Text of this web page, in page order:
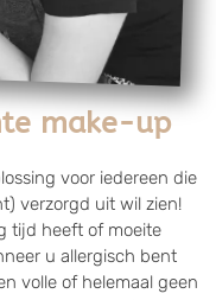
make-up
voor iedereen die
verzorgd uit wil zien!
tijd heeft of moeite
u allergisch bent
volle of helemaal geen